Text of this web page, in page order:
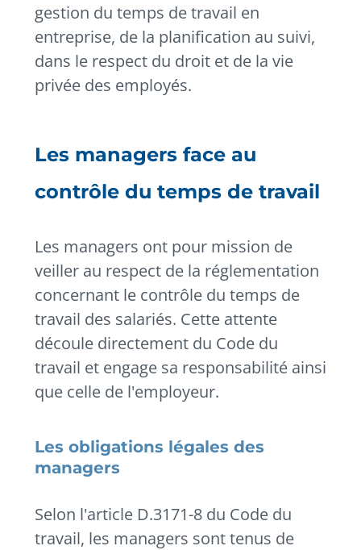
gestion du temps de travail en
entreprise, de la planification au suivi,
dans le respect du droit et de la vie
privée des employés.
Les managers face au
contrôle du temps de travail
Les managers ont pour mission de
veiller au respect de la réglementation
concernant le contrôle du temps de
travail des salariés. Cette attente
découle directement du Code du
travail et engage sa responsabilité ainsi
que celle de l'employeur.
Les obligations légales des
managers
Selon l'article D.3171-8 du Code du
travail, les managers sont tenus de